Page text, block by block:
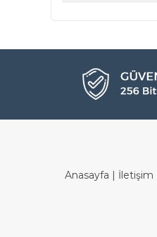
Anasayfa | İletişim